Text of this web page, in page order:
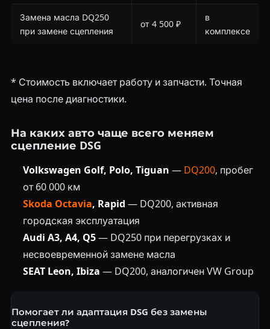
Замена масла DQ250
при замене сцепления
от 4 500 ₽
в
комплексе
* Стоимость включает работу и запчасти. Точная
цена после диагностики.
На каких авто чаще всего меняем
сцепление DSG
Volkswagen Golf, Polo, Tiguan — DQ200, пробег
от 60 000 км
Skoda Octavia, Rapid — DQ200, активная
городская эксплуатация
Audi A3, A4, Q5— DQ250 при перегрузках и
несвоевременной замене масла
SEAT Leon, Ibiza — DQ200, аналогичен VW Group
Помогает ли адаптация DSG без замены
сцепления?